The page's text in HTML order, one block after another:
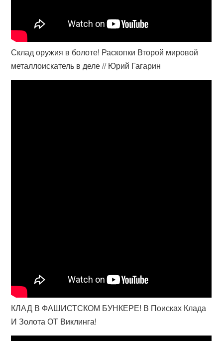
Склад оружия в болоте! Раскопки Второй мировой
металлоискатель в деле // Юрий Гагарин
КЛАД В ФАШИСТСКОМ БУНКЕРЕ! В Поисках Клада
И Золота ОТ Виклинга!